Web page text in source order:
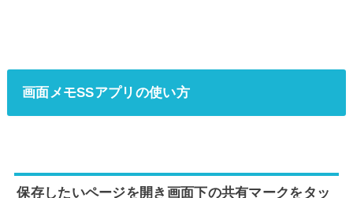
画面メモSSアプリの使い方
保存したいページを開き画面下の共有マークをタッ